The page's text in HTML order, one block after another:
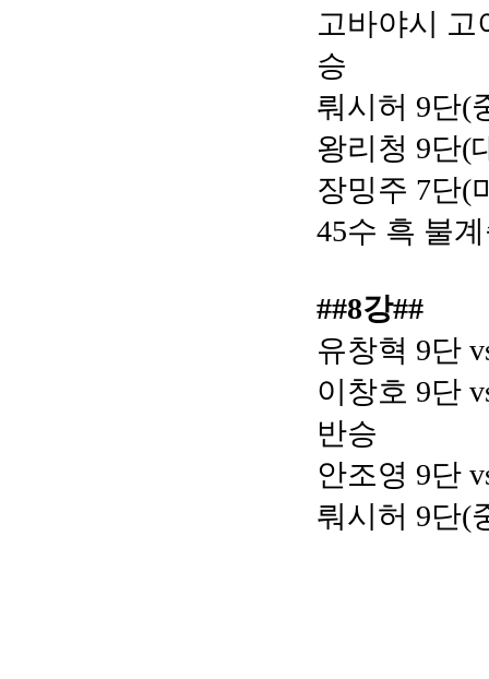
고바야시 고
승
뤄시허 9단(
왕리청 9단(
장밍주 7단(
45수 흑 불
##8강##
유창혁 9단
이창호 9단
반승
안조영 9단
뤄시허 9단(